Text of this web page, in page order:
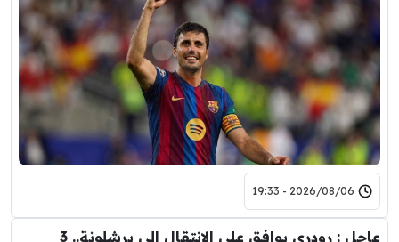
2026/08/06 - 19:33
عاجل : رودري يوافق على الانتقال الى برشلونة.. 3